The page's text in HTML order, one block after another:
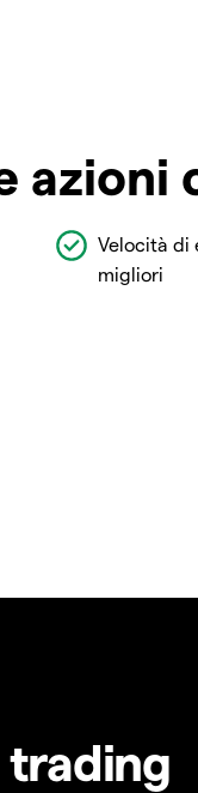
azioni
Velocità di
migliori